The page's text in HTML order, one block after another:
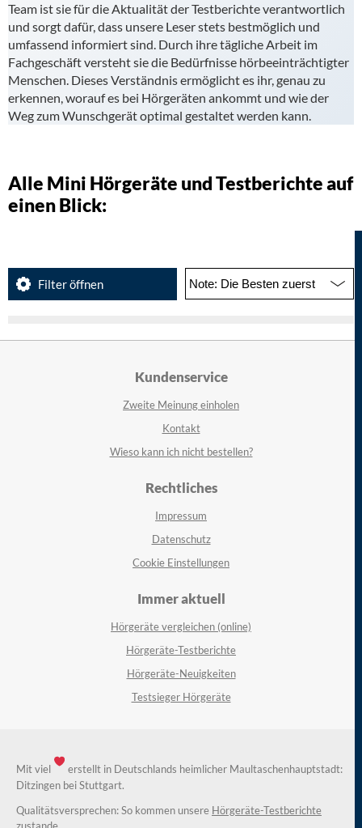
Team ist sie für die Aktualität der Testberichte verantwortlich
und sorgt dafür, dass unsere Leser stets bestmöglich und
umfassend informiert sind. Durch ihre tägliche Arbeit im
Fachgeschäft versteht sie die Bedürfnisse hörbeeinträchtigter
Menschen. Dieses Verständnis ermöglicht es ihr, genau zu
erkennen, worauf es bei Hörgeräten ankommt und wie der
Weg zum Wunschgerät optimal gestaltet werden kann.
Alle Mini Hörgeräte und Testberichte auf
einen Blick:
Filter öffnen
Kundenservice
Zweite Meinung einholen
Kontakt
Wieso kann ich nicht bestellen?
Rechtliches
Impressum
Datenschutz
Cookie Einstellungen
Immer aktuell
Hörgeräte vergleichen (online)
Hörgeräte-Testberichte
Hörgeräte-Neuigkeiten
Testsieger Hörgeräte
Mit viel
erstellt in Deutschlands heimlicher Maultaschenhauptstadt:
Ditzingen bei Stuttgart.
Qualitätsversprechen: So kommen unsere Hörgeräte-Testberichte